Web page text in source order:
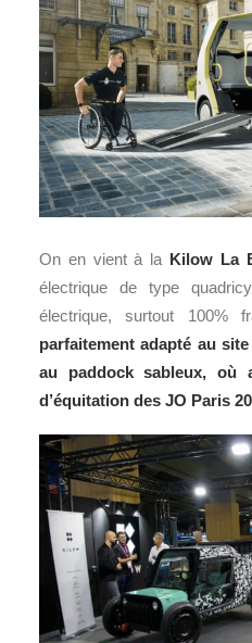
On en vient à la Kilow La
électrique de type
électrique, surtout 100%
parfaitement adapté au
au paddock sableux, où
d’équitation des JO Paris